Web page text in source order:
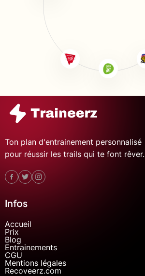
Ton plan d'entrainement personnalisé
pour réussir les trails qui te font rêver.
Infos
Accueil
Prix
Blog
Entrainements
CGU
Mentions légales
Recoveerz.com